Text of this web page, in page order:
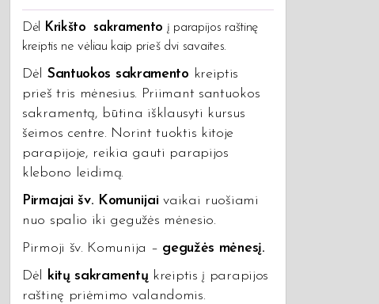
Dėl Krikšto sakramento į parapijos raštinę
kreiptis ne vėliau kaip prieš dvi savaites.
Dėl Santuokos sakramento kreiptis
prieš tris mėnesius. Priimant santuokos
sakramentą, būtina išklausyti kursus
šeimos centre. Norint tuoktis kitoje
parapijoje, reikia gauti parapijos
klebono leidimą.
Pirmajai šv. Komunijai vaikai ruošiami
nuo spalio iki gegužės mėnesio.
Pirmoji šv. Komunija – gegužės mėnesį.
Dėl kitų sakramentų kreiptis į parapijos
raštinę priėmimo valandomis.